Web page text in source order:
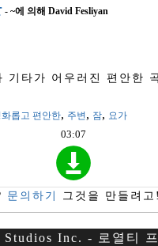
- ~에 의해 David Fesliyan
기타가 어우러진 편안한
롭고 편안한, 주변 , 잠, 요가
03:07
문의하기 그것을 만들려고!
Inc. - 로열티